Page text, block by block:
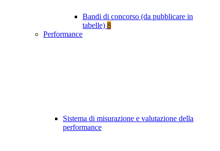
Bandi di concorso (da pubblicare in
tabelle) 8
Performance
Sistema di misurazione e valutazione della
performance